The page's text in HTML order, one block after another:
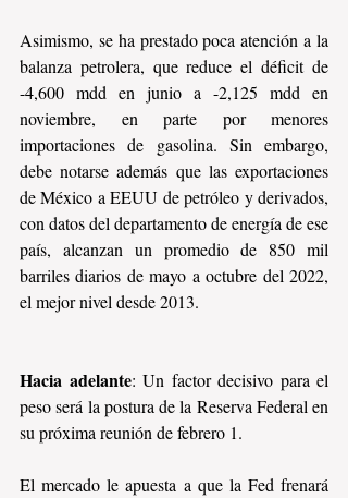
Asimismo, se ha prestado poca atención a la
balanza petrolera, que reduce el déficit de
-4,600 mdd en junio a -2,125 mdd en
noviembre, en parte por menores
importaciones de gasolina. Sin embargo,
debe notarse además que las exportaciones
de México a EEUU de petróleo y derivados,
con datos del departamento de energía de ese
país, alcanzan un promedio de 850 mil
barriles diarios de mayo a octubre del 2022,
el mejor nivel desde 2013.
Hacia adelante: Un factor decisivo para el
peso será la postura de la Reserva Federal en
su próxima reunión de febrero 1.
El mercado le apuesta a que la Fed frenará